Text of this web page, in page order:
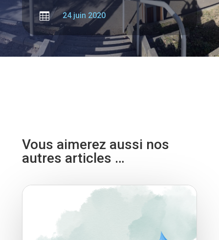
 24 juin 2020
Vous aimerez aussi nos
autres articles …